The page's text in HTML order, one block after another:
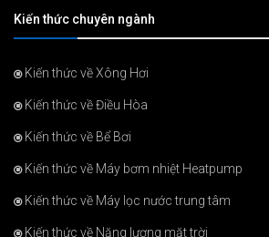
Kiến thức chuyên ngành
Kiến thức về Xông Hơi
Kiến thức về Điều Hòa
Kiến thức về Bể Bơi
Kiến thức về Máy bơm nhiệt Heatpump
Kiến thức về Máy lọc nước trung tâm
Kiến thức về Năng lượng mặt trời